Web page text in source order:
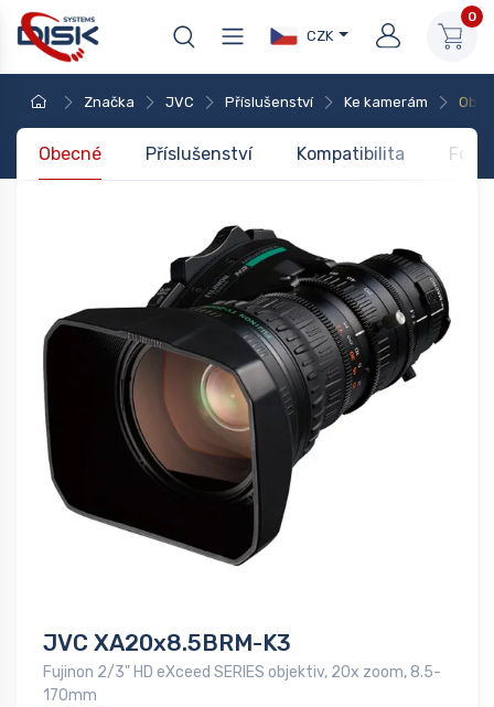
CZK
0
Značka JVC Příslušenství Ke kamerám
Obecné Příslušenství Kompatibilita Foto
JVC XA20x8.5BRM-K3
Fujinon 2/3" HD eXceed SERIES objektiv, 20x zoom, 8.5-
170mm